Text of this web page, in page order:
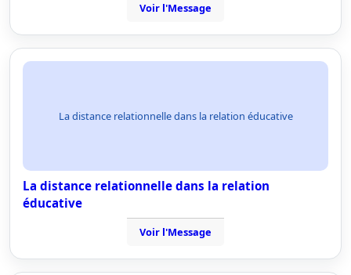
Voir l'Message
La distance relationnelle dans la relation éducative
La distance relationnelle dans la relation
éducative
Voir l'Message